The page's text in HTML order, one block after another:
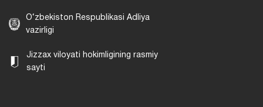
O‘zbekiston Respublikasi Adliya
vazirligi
Jizzax viloyati hokimligining rasmiy
sayti